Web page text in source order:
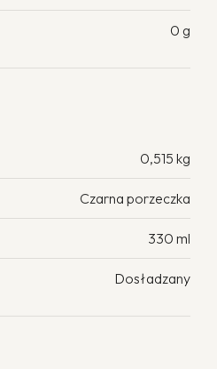
0 g
0,515 kg
Czarna porzeczka
330 ml
Dosładzany